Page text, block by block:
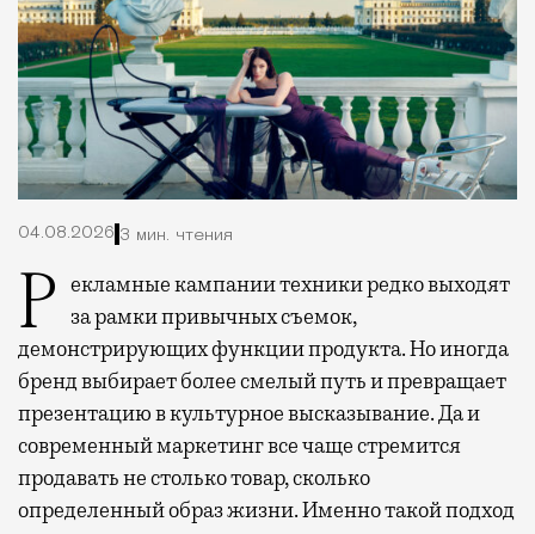
04.08.2026 3 мин. чтения
Рекламные кампании техники редко выходят
за рамки привычных съемок,
демонстрирующих функции продукта. Но иногда
бренд выбирает более смелый путь и превращает
презентацию в культурное высказывание. Да и
современный маркетинг все чаще стремится
продавать не столько товар, сколько
определенный образ жизни. Именно такой подход